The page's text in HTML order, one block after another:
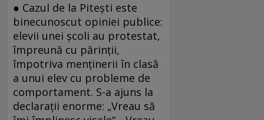
● Cazul de la Pitești este
binecunoscut opiniei publice:
elevii unei școli au protestat,
împreună cu părinții,
împotriva menținerii în clasă
a unui elev cu probleme de
comportament. S-a ajuns la
declarații enorme: „Vreau să